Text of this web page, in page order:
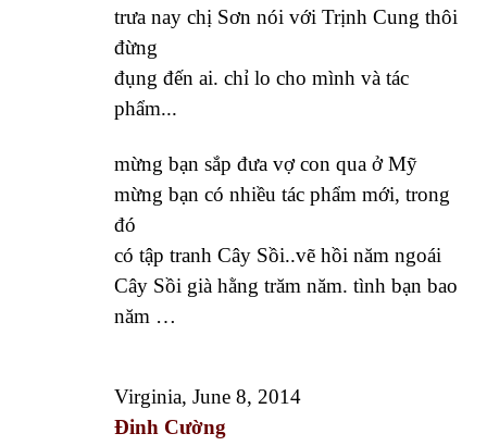
trưa nay chị Sơn nói với Trịnh Cung thôi
đừng
đụng đến ai. chỉ lo cho mình và tác
phẩm...
mừng bạn sắp đưa vợ con qua ở Mỹ
mừng bạn có nhiều tác phẩm mới, trong
đó
có tập tranh Cây Sồi..vẽ hồi năm ngoái
Cây Sồi già hằng trăm năm. tình bạn bao
năm …
Virginia, June 8, 2014
Đinh Cường